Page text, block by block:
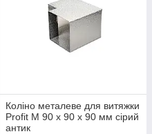
Коліно металеве для витяжки
Profit M 90 х 90 х 90 мм сірий
антик